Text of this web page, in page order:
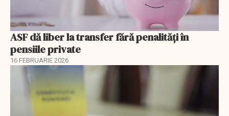
ASF dă liber la transfer fără penalități în
pensiile private
16 FEBRUARIE 2026